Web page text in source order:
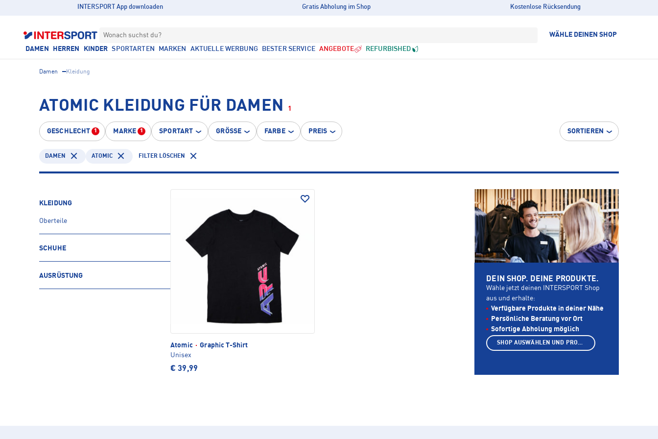
INTERSPORT App downloaden Gratis Abholung im Shop Kostenlose Rücksendung
Wonach suchst du? WÄHLE DEINEN SHOP
DAMEN HERREN KINDER SPORTARTEN MARKEN AKTUELLE WERBUNG BESTER SERVICE ANGEBOTE REFURBISHED
Damen Kleidung
ATOMIC KLEIDUNG FÜR DAMEN 1
GESCHLECHT 1 MARKE 1 SPORTART GRÖSSE FARBE PREIS SORTIEREN
DAMEN ATOMIC FILTER LÖSCHEN
KLEIDUNG
Oberteile
SCHUHE
AUSRÜSTUNG
Atomic · Graphic T-Shirt
Unisex
€ 39,99
DEIN SHOP. DEINE PRODUKTE.
Wähle jetzt deinen INTERSPORT Shop
aus und erhalte:
Verfügbare Produkte in deiner Nähe
Persönliche Beratung vor Ort
Sofortige Abholung möglich
SHOP AUSWÄHLEN UND PRODUKTE ANZEIGEN